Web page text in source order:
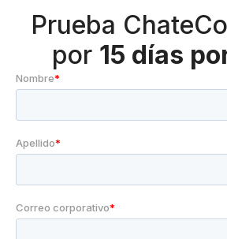
Prueba
por 15 días